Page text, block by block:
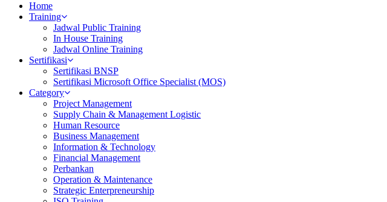
Home
Training
Jadwal Public Training
In House Training
Jadwal Online Training
Sertifikasi
Sertifikasi BNSP
Sertifikasi Microsoft Office Specialist (MOS)
Category
Project Management
Supply Chain & Management Logistic
Human Resource
Business Management
Information & Technology
Financial Management
Perbankan
Operation & Maintenance
Strategic Enterpreneurship